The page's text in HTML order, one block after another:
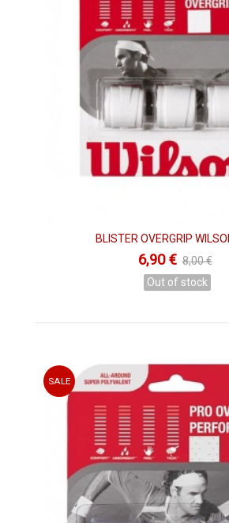
BLISTER OVERGRIP
6,90 € 8,00 €
Out of stock
SALE